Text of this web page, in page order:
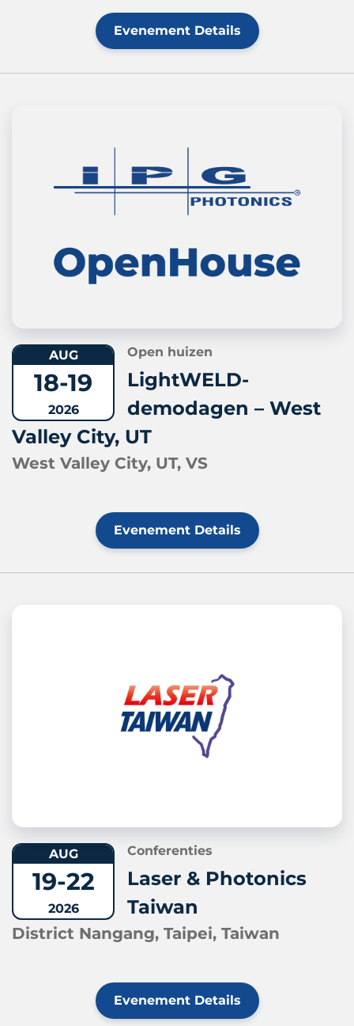
Evenement Details
AUG
18-19
2026
Open huizen
LightWELD-
demodagen – West
Valley City, UT
West Valley City, UT, VS
Evenement Details
AUG
19-22
2026
Conferenties
Laser & Photonics
Taiwan
District Nangang, Taipei, Taiwan
Evenement Details